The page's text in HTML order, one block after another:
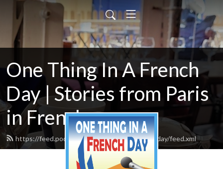
One Thing In A French
Day | Stories from Paris
in French
https://feed.podbean.com/onethinginafrenchday/feed.xml